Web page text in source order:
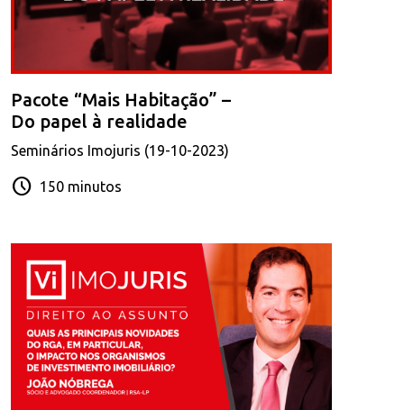
Pacote “Mais Habitação” –
Do papel à realidade
Seminários Imojuris (19-10-2023)
schedule 150 minutos